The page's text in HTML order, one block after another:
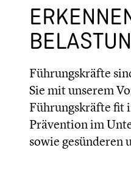
Führungskräfte
Sie mit unserem
Führungskräfte fit
Prävention im
sowie gesünderen